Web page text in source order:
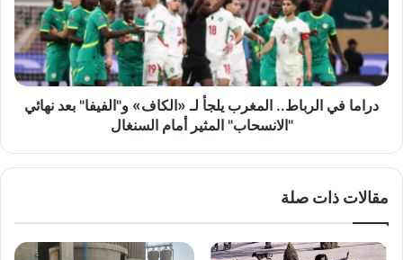
لـ
«الكاف»
و"الفيفا"
بعد
نهائي
دراما في الرباط.. المغرب يلجأ لـ «الكاف» و"الفيفا" بعد نهائي
"الانسحاب" المثير أمام السنغال
مقالات ذات صلة